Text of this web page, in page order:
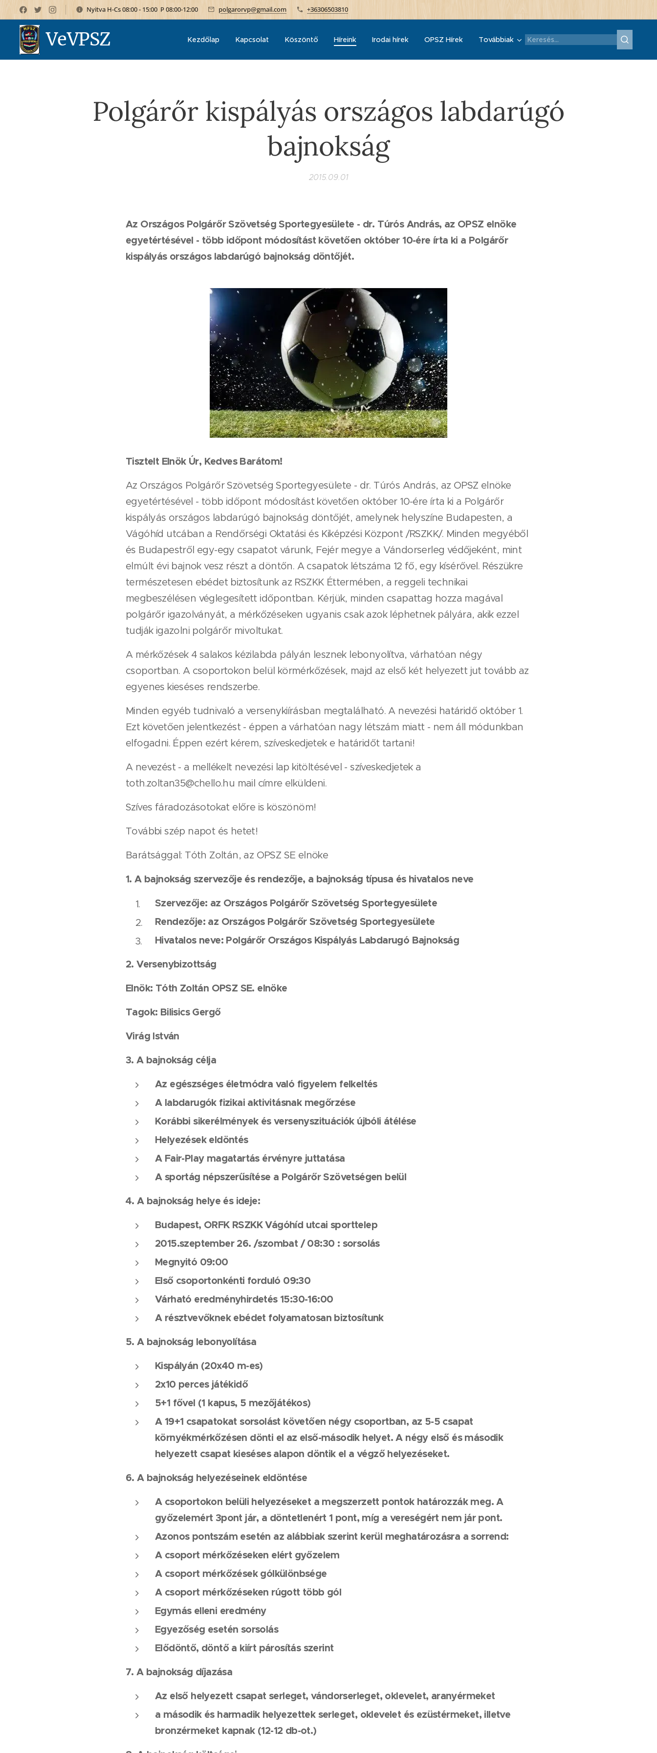
Nyitva H-Cs 08:00 - 15:00 P 08:00-12:00 polgarorvp@gmail.com +36306503810
VeVPSZ Kezdőlap Kapcsolat Köszöntő Híreink Irodai hírek OPSZ Hírek Továbbiak
Polgárőr kispályás országos labdarúgó
bajnokság
2015.09.01
Az Országos Polgárőr Szövetség Sportegyesülete - dr. Túrós András, az OPSZ elnöke
egyetértésével - több időpont módosítást követően október 10-ére írta ki a Polgárőr
kispályás országos labdarúgó bajnokság döntőjét.
Tisztelt Elnök Úr, Kedves Barátom!
Az Országos Polgárőr Szövetség Sportegyesülete - dr. Túrós András, az OPSZ elnöke
egyetértésével - több időpont módosítást követően október 10-ére írta ki a Polgárőr
kispályás országos labdarúgó bajnokság döntőjét, amelynek helyszíne Budapesten, a
Vágóhíd utcában a Rendőrségi Oktatási és Kiképzési Központ /RSZKK/. Minden megyéből
és Budapestről egy-egy csapatot várunk, Fejér megye a Vándorserleg védőjeként, mint
elmúlt évi bajnok vesz részt a döntőn. A csapatok létszáma 12 fő, egy kísérővel. Részükre
természetesen ebédet biztosítunk az RSZKK Éttermében, a reggeli technikai
megbeszélésen véglegesített időpontban. Kérjük, minden csapattag hozza magával
polgárőr igazolványát, a mérkőzéseken ugyanis csak azok léphetnek pályára, akik ezzel
tudják igazolni polgárőr mivoltukat.
A mérkőzések 4 salakos kézilabda pályán lesznek lebonyolítva, várhatóan négy
csoportban. A csoportokon belül körmérkőzések, majd az első két helyezett jut tovább az
egyenes kieséses rendszerbe.
Minden egyéb tudnivaló a versenykiírásban megtalálható. A nevezési határidő október 1.
Ezt követően jelentkezést - éppen a várhatóan nagy létszám miatt - nem áll módunkban
elfogadni. Éppen ezért kérem, szíveskedjetek e határidőt tartani!
A nevezést - a mellékelt nevezési lap kitöltésével - szíveskedjetek a
toth.zoltan35@chello.hu mail címre elküldeni.
Szíves fáradozásotokat előre is köszönöm!
További szép napot és hetet!
Barátsággal: Tóth Zoltán, az OPSZ SE elnöke
1. A bajnokság szervezője és rendezője, a bajnokság típusa és hivatalos neve
Szervezője: az Országos Polgárőr Szövetség Sportegyesülete
Rendezője: az Országos Polgárőr Szövetség Sportegyesülete
Hivatalos neve: Polgárőr Országos Kispályás Labdarugó Bajnokság
2. Versenybizottság
Elnök: Tóth Zoltán OPSZ SE. elnöke
Tagok: Bilisics Gergő
Virág István
3. A bajnokság célja
Az egészséges életmódra való figyelem felkeltés
A labdarugók fizikai aktivitásnak megőrzése
Korábbi sikerélmények és versenyszituációk újbóli átélése
Helyezések eldöntés
A Fair-Play magatartás érvényre juttatása
A sportág népszerűsítése a Polgárőr Szövetségen belül
4. A bajnokság helye és ideje:
Budapest, ORFK RSZKK Vágóhíd utcai sporttelep
2015.szeptember 26. /szombat / 08:30 : sorsolás
Megnyitó 09:00
Első csoportonkénti forduló 09:30
Várható eredményhirdetés 15:30-16:00
A résztvevőknek ebédet folyamatosan biztosítunk
5. A bajnokság lebonyolítása
Kispályán (20x40 m-es)
2x10 perces játékidő
5+1 fővel (1 kapus, 5 mezőjátékos)
A 19+1 csapatokat sorsolást követően négy csoportban, az 5-5 csapat
környékmérkőzésen dönti el az első-második helyet. A négy első és második
helyezett csapat kieséses alapon döntik el a végző helyezéseket.
6. A bajnokság helyezéseinek eldöntése
A csoportokon belüli helyezéseket a megszerzett pontok határozzák meg. A
győzelemért 3pont jár, a döntetlenért 1 pont, míg a vereségért nem jár pont.
Azonos pontszám esetén az alábbiak szerint kerül meghatározásra a sorrend:
A csoport mérkőzéseken elért győzelem
A csoport mérkőzések gólkülönbsége
A csoport mérkőzéseken rúgott több gól
Egymás elleni eredmény
Egyezőség esetén sorsolás
Elődöntő, döntő a kiírt párosítás szerint
7. A bajnokság díjazása
Az első helyezett csapat serleget, vándorserleget, oklevelet, aranyérmeket
a második és harmadik helyezettek serleget, oklevelet és ezüstérmeket, illetve
bronzérmeket kapnak (12-12 db-ot.)